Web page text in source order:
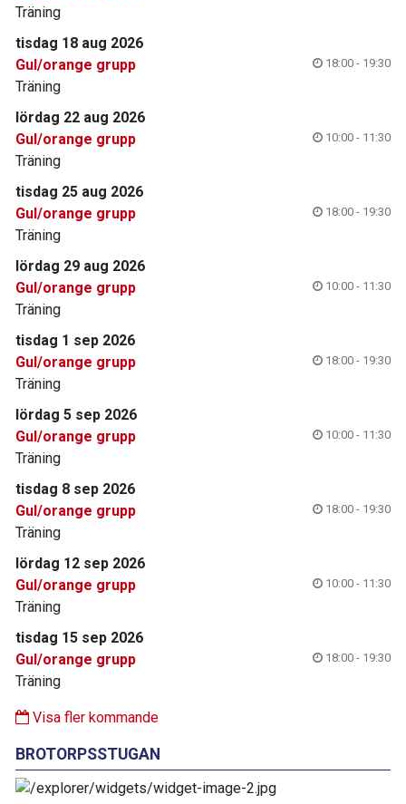
Träning
tisdag 18 aug 2026
Gul/orange grupp
18:00 - 19:30
Träning
lördag 22 aug 2026
Gul/orange grupp
10:00 - 11:30
Träning
tisdag 25 aug 2026
Gul/orange grupp
18:00 - 19:30
Träning
lördag 29 aug 2026
Gul/orange grupp
10:00 - 11:30
Träning
tisdag 1 sep 2026
Gul/orange grupp
18:00 - 19:30
Träning
lördag 5 sep 2026
Gul/orange grupp
10:00 - 11:30
Träning
tisdag 8 sep 2026
Gul/orange grupp
18:00 - 19:30
Träning
lördag 12 sep 2026
Gul/orange grupp
10:00 - 11:30
Träning
tisdag 15 sep 2026
Gul/orange grupp
18:00 - 19:30
Träning
Visa fler kommande
BROTORPSSTUGAN